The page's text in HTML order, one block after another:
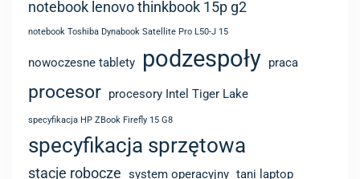
notebook lenovo thinkbook 15p g2
notebook Toshiba Dynabook Satellite Pro L50-J 15
nowoczesne tablety podzespoły praca
procesor procesory Intel Tiger Lake
specyfikacja HP ZBook Firefly 15 G8
specyfikacja sprzętowa
stacje robocze system operacyjny tani laptop